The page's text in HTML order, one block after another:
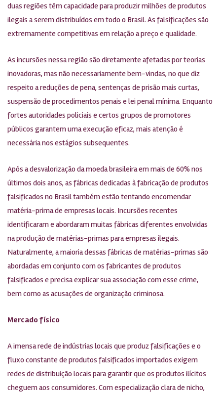
duas regiões têm capacidade para produzir milhões de produtos
ilegais a serem distribuídos em todo o Brasil. As falsificações são
extremamente competitivas em relação a preço e qualidade.
As incursões nessa região são diretamente afetadas por teorias
inovadoras, mas não necessariamente bem-vindas, no que diz
respeito a reduções de pena, sentenças de prisão mais curtas,
suspensão de procedimentos penais e lei penal mínima. Enquanto
fortes autoridades policiais e certos grupos de promotores
públicos garantem uma execução eficaz, mais atenção é
necessária nos estágios subsequentes.
Após a desvalorização da moeda brasileira em mais de 60% nos
últimos dois anos, as fábricas dedicadas à fabricação de produtos
falsificados no Brasil também estão tentando encomendar
matéria-prima de empresas locais. Incursões recentes
identificaram e abordaram muitas fábricas diferentes envolvidas
na produção de matérias-primas para empresas ilegais.
Naturalmente, a maioria dessas fábricas de matérias-primas são
abordadas em conjunto com os fabricantes de produtos
falsificados e precisa explicar sua associação com esse crime,
bem como as acusações de organização criminosa.
Mercado físico
A imensa rede de indústrias locais que produz falsificações e o
fluxo constante de produtos falsificados importados exigem
redes de distribuição locais para garantir que os produtos ilícitos
cheguem aos consumidores. Com especialização clara de nicho,